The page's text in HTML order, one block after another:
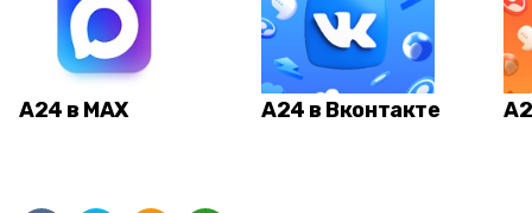
А24 в MAX А24 в Вконтакте